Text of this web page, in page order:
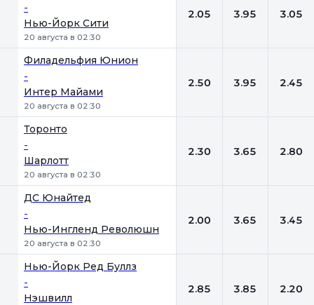
-
Нью-Йорк Сити
20 августа в 02:30
2.05 3.95 3.05
Филадельфия Юнион
-
Интер Майами
20 августа в 02:30
2.50 3.95 2.45
Торонто
-
Шарлотт
20 августа в 02:30
2.30 3.65 2.80
ДС Юнайтед
-
Нью-Ингленд Революшн
20 августа в 02:30
2.00 3.65 3.45
Нью-Йорк Ред Буллз
-
Нэшвилл
2.85 3.85 2.20